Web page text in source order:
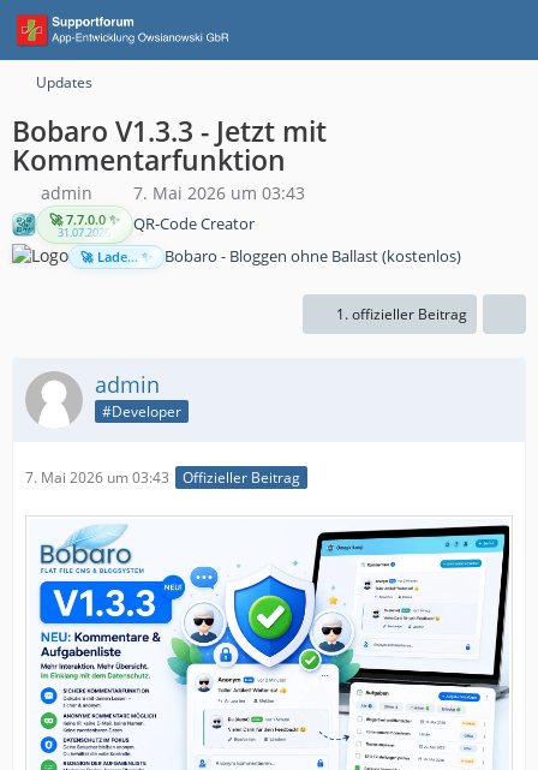
Updates
Bobaro V1.3.3 - Jetzt mit
Kommentarfunktion
admin 7. Mai 2026 um 03:43
🚀 7.7.0.0 ✨
31.07.2026 QR-Code Creator
🚀 Lade... ✨ Bobaro - Bloggen ohne Ballast (kostenlos)
1. offizieller Beitrag
admin
#Developer
7. Mai 2026 um 03:43 Offizieller Beitrag